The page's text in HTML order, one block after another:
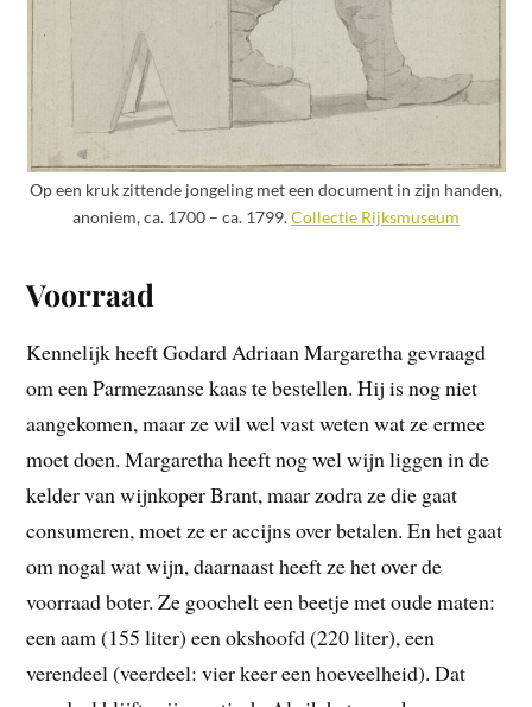
Op een kruk zittende jongeling met een document in zijn handen,
anoniem, ca. 1700 – ca. 1799.Collectie Rijksmuseum
Voorraad
Kennelijk heeft Godard Adriaan Margaretha gevraagd
om een Parmezaanse kaas te bestellen. Hij is nog niet
aangekomen, maar ze wil wel vast weten wat ze ermee
moet doen. Margaretha heeft nog wel wijn liggen in de
kelder van wijnkoper Brant, maar zodra ze die gaat
consumeren, moet ze er accijns over betalen. En het gaat
om nogal wat wijn, daarnaast heeft ze het over de
voorraad boter. Ze goochelt een beetje met oude maten:
een aam (155 liter) een okshoofd (220 liter), een
verendeel (veerdeel: vier keer een hoeveelheid). Dat